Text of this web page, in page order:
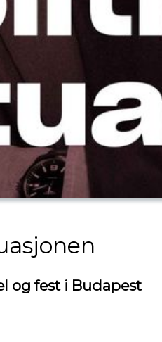
og fest i Budapest